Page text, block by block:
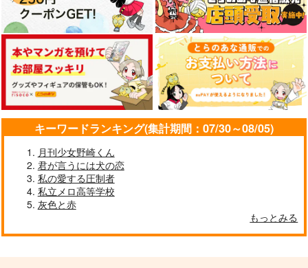
キーワードランキング(集計期間：07/30～08/05)
月刊少女野崎くん
君が言うには犬の恋
私の愛する圧制者
私立メロ高等学校
灰色と赤
もっとみる